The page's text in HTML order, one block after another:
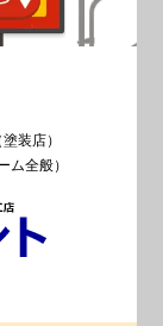
装店）
ム全般）